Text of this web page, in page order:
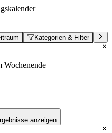
Kategorien & Filter
Wochenende
anzeigen